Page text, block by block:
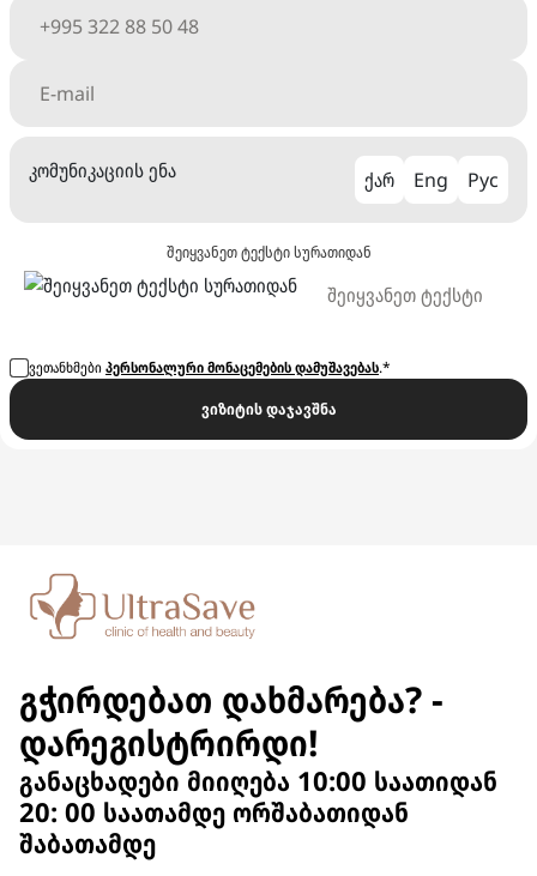
კომუნიკაციის ენა ქარ Eng Рус
შეიყვანეთ ტექსტი სურათიდან
ვეთანხმებიპერსონალური მონაცემების დამუშავებას.*
ვიზიტის დაჯავშნა
გჭირდებათ დახმარება? -
დარეგისტრირდი!
განაცხადები მიიღება 10:00 საათიდან
20: 00 საათამდე ორშაბათიდან
შაბათამდე